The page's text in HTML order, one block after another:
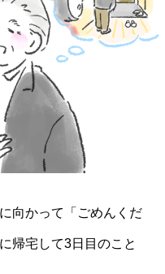
向かって「ごめんくだ
帰宅して3日目のこと